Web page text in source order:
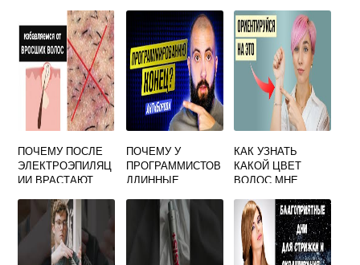
ПОЧЕМУ ПОСЛЕ
ЭЛЕКТРОЭПИЛЯЦ
ИИ ВРАСТАЮТ
ПОЧЕМУ У
ПРОГРАММИСТОВ
ДЛИННЫЕ
КАК УЗНАТЬ
КАКОЙ ЦВЕТ
ВОЛОС МНЕ
МУЖЧИНЕ